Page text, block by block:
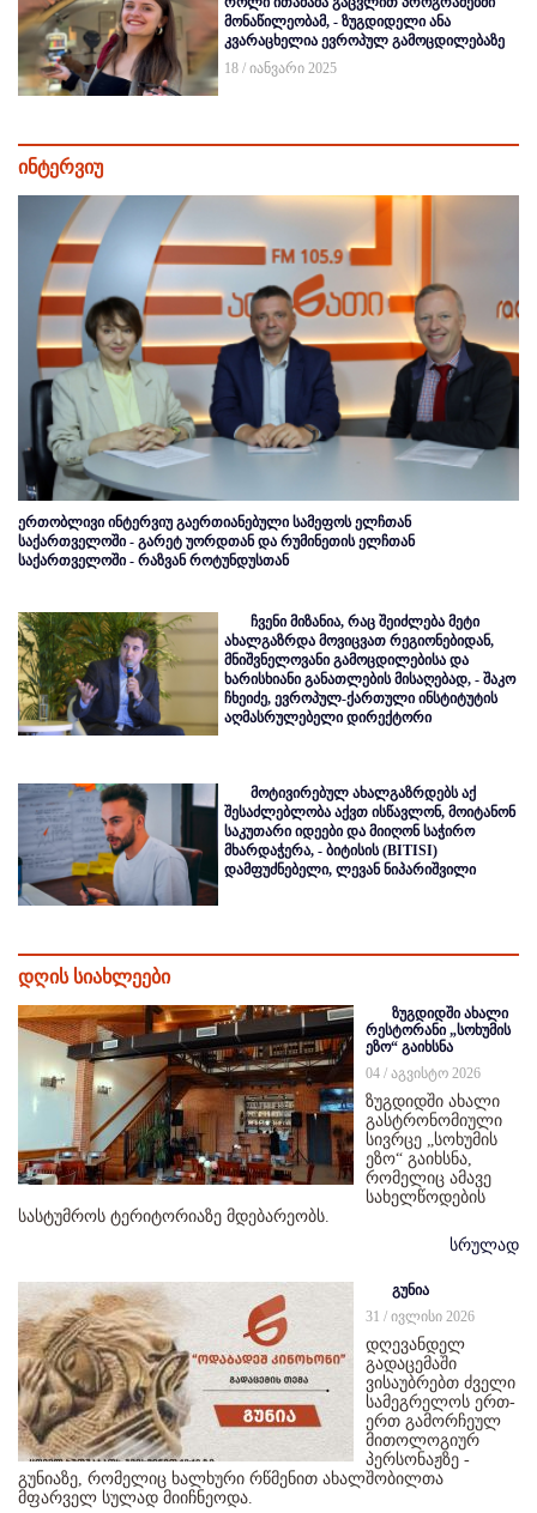
მონაწილეობამ, - ზუგდიდელი ანა
კვარაცხელია ევროპულ გამოცდილებაზე
18 / იანვარი 2025
ინტერვიუ
ერთობლივი ინტერვიუ გაერთიანებული სამეფოს ელჩთან
საქართველოში - გარეტ უორდთან და რუმინეთის ელჩთან
საქართველოში - რაზვან როტუნდუსთან
ჩვენი მიზანია, რაც შეიძლება მეტი
ახალგაზრდა მოვიცვათ რეგიონებიდან,
მნიშვნელოვანი გამოცდილებისა და
ხარისხიანი განათლების მისაღებად, - შაკო
ჩხეიძე, ევროპულ-ქართული ინსტიტუტის
აღმასრულებელი დირექტორი
მოტივირებულ ახალგაზრდებს აქ
შესაძლებლობა აქვთ ისწავლონ, მოიტანონ
საკუთარი იდეები და მიიღონ საჭირო
მხარდაჭერა, - ბიტისის (BITISI)
დამფუძნებელი, ლევან ნიპარიშვილი
დღის სიახლეები
ზუგდიდში ახალი
რესტორანი „სოხუმის
ეზო“ გაიხსნა
04 / აგვისტო 2026
ზუგდიდში ახალი
გასტრონომიული
სივრცე „სოხუმის
ეზო“ გაიხსნა,
რომელიც ამავე
სახელწოდების
სასტუმროს ტერიტორიაზე მდებარეობს.
სრულად
გუნია
31 / ივლისი 2026
დღევანდელ
გადაცემაში
ვისაუბრებთ ძველი
სამეგრელოს ერთ-
ერთ გამორჩეულ
მითოლოგიურ
პერსონაჟზე -
გუნიაზე, რომელიც ხალხური რწმენით ახალშობილთა
მფარველ სულად მიიჩნეოდა.